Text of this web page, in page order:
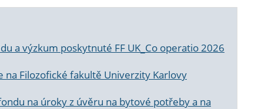
a výzkum poskytnuté FF UK_Co operatio 2026
Filozofické fakultě Univerzity Karlovy
na úroky z úvěru na bytové potřeby a na